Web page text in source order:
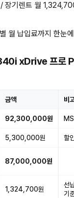
장기렌트 월
월 납입료까지 한눈
xDrive 프로
금액 비
92,300,000원
5,300,000원 할
87,000,000원
1,324,700원
선
기